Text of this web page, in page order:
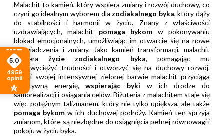
Malachit to kamień, który wspiera zmiany i rozwój duchowy, co
czyni go idealnym wyborem dla zodiakalnego byka, który dąży
do stabilności i harmonii w życiu. Znany z właściwości
uzdrawiających, malachit pomaga bykom w pokonywaniu
blokad emocjonalnych, umożliwiając im otwarcie się na nowe
doświadczenia i zmiany. Jako kamień transformacji, malachit
wspierażycie zodiakalnego byka, pomagając mu
przezwyciężyć trudności i otworzyć się na duchowy rozwój.
Dzięki swojej intensywnej zielonej barwie malachit przyciąga
pozytywną energię,wspierając byki w ich drodze do
samorealizacji i osiągania celów. Biżuteria z malachitem staje się
więc potężnym talizmanem, który nie tylko upiększa, ale także
pomaga bykom w ich duchowej podróży. Kamień ten sprzyja
zmianom, które są niezbędne do osiągnięcia pełnej równowagi i
pokoju w życiu byka.
5.0
4959
opinii